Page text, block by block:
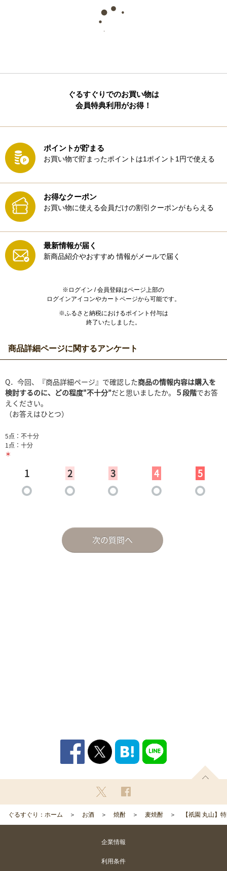
ぐるすぐりでのお買い物は
会員特典利用がお得！
ポイントが貯まる
お買い物で貯まったポイントは1ポイント1円で使える
お得なクーポン
お買い物に使える会員だけの割引クーポンがもらえる
最新情報が届く
新商品紹介やおすすめ 情報がメールで届く
※ログイン / 会員登録はページ上部の
ログインアイコンやカートページから可能です。
※ふるさと納税におけるポイント付与は
終了いたしました。
商品詳細ページに関するアンケート
ぐるすぐり：ホーム お酒 焼酎 麦焼酎 【祇園 丸山】
企業情報
利用条件